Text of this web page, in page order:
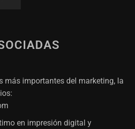
más importantes del marketing, la
en impresión digital y